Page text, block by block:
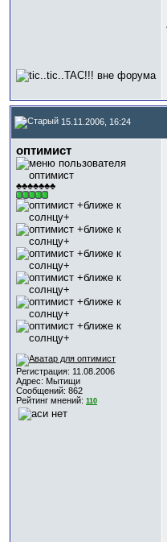
15.11.2006, 16:24
оптимист
♣♣♣♣♣♣♣
Регистрация: 11.08.2006
Адрес: Мытищи
Сообщений: 862
Рейтинг мнений: 110